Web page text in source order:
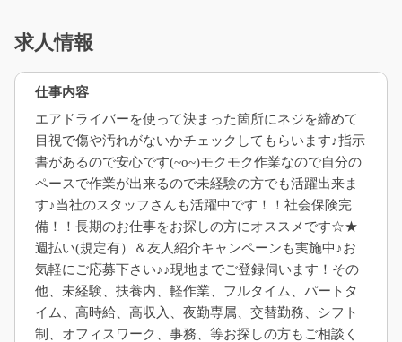
求人情報
仕事内容
エアドライバーを使って決まった箇所にネジを締めて
目視で傷や汚れがないかチェックしてもらいます♪指示
書があるので安心です(~o~)モクモク作業なので自分の
ペースで作業が出来るので未経験の方でも活躍出来ま
す♪当社のスタッフさんも活躍中です！！社会保険完
備！！長期のお仕事をお探しの方にオススメです☆★
週払い(規定有）＆友人紹介キャンペーンも実施中♪お
気軽にご応募下さい♪♪現地までご登録伺います！その
他、未経験、扶養内、軽作業、フルタイム、パートタ
イム、高時給、高収入、夜勤専属、交替勤務、シフト
制、オフィスワーク、事務、等お探しの方もご相談く